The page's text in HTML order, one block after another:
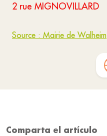
2 rue MIGNOVILLARD
Source : Mairie de Walheim
Comparta el artículo